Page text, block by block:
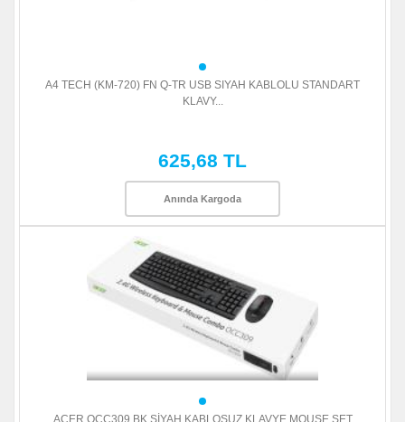
A4 TECH (KM-720) FN Q-TR USB SIYAH KABLOLU STANDART
KLAVY...
625,68 TL
Anında Kargoda
ACER OCC309 BK SİYAH KABLOSUZ KLAVYE MOUSE SET